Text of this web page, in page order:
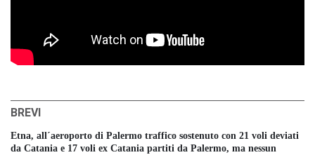
BREVI
Etna, all´aeroporto di Palermo traffico sostenuto con 21 voli deviati
da Catania e 17 voli ex Catania partiti da Palermo, ma nessun